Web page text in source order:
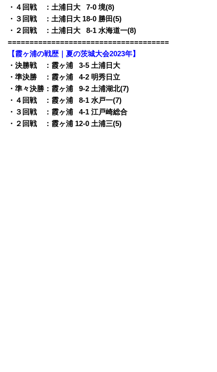
・４回戦 ：土浦日大
07-0 境(8)
・３回戦 ：土浦日大 18-0 勝田(5)
・２回戦 ：土浦日大
08-1 水海道一(8)
=====================================
【霞ヶ浦の戦歴｜夏の茨城大会2023年】
・決勝戦 ：霞ヶ浦
03-5 土浦日大
・準決勝 ：霞ヶ浦
04-2 明秀日立
・準々決勝：霞ヶ浦
09-2 土浦湖北(7)
・４回戦 ：霞ヶ浦
08-1 水戸一(7)
・３回戦 ：霞ヶ浦
04-1 江戸崎総合
・２回戦 ：霞ヶ浦 12-0 土浦三(5)